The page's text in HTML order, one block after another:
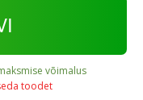
võimalus
toodet